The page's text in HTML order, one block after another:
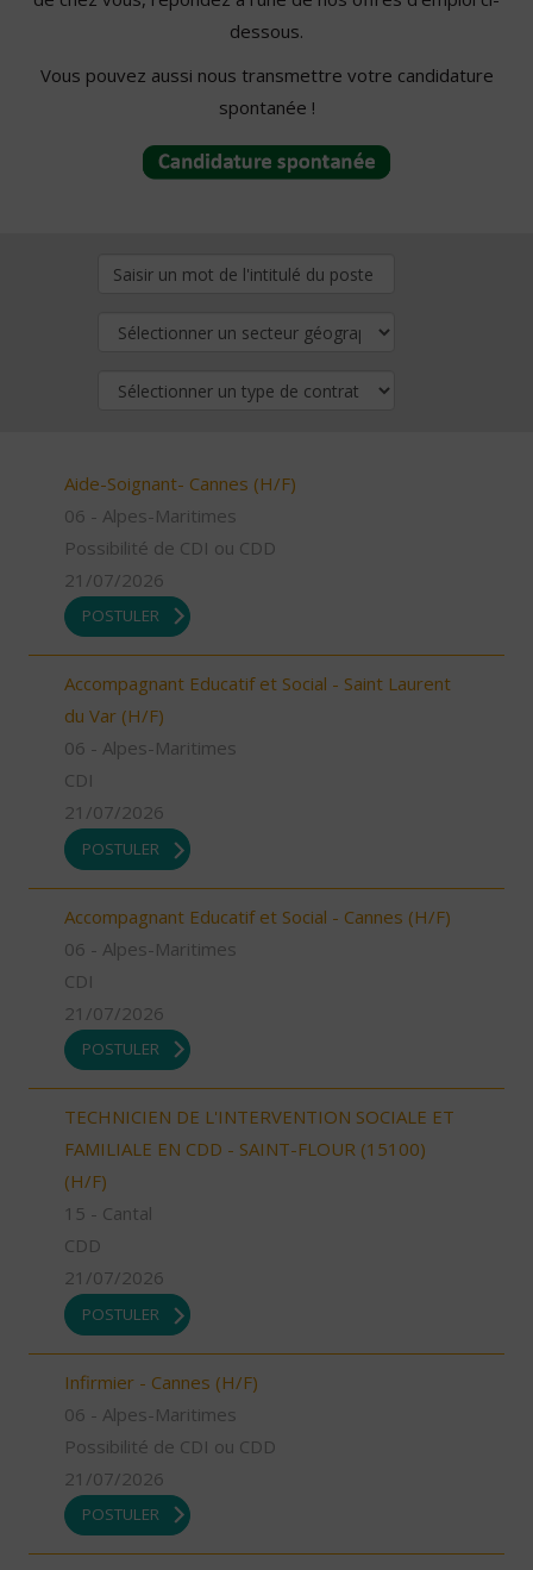
dessous.
Vous pouvez aussi nous transmettre votre candidature
spontanée !
Aide-Soignant- Cannes (H/F)
06 - Alpes-Maritimes
Possibilité de CDI ou CDD
21/07/2026
POSTULER
Accompagnant Educatif et Social - Saint Laurent
du Var (H/F)
06 - Alpes-Maritimes
CDI
21/07/2026
POSTULER
Accompagnant Educatif et Social - Cannes (H/F)
06 - Alpes-Maritimes
CDI
21/07/2026
POSTULER
TECHNICIEN DE L'INTERVENTION SOCIALE ET
FAMILIALE EN CDD - SAINT-FLOUR (15100)
(H/F)
15 - Cantal
CDD
21/07/2026
POSTULER
Infirmier - Cannes (H/F)
06 - Alpes-Maritimes
Possibilité de CDI ou CDD
21/07/2026
POSTULER